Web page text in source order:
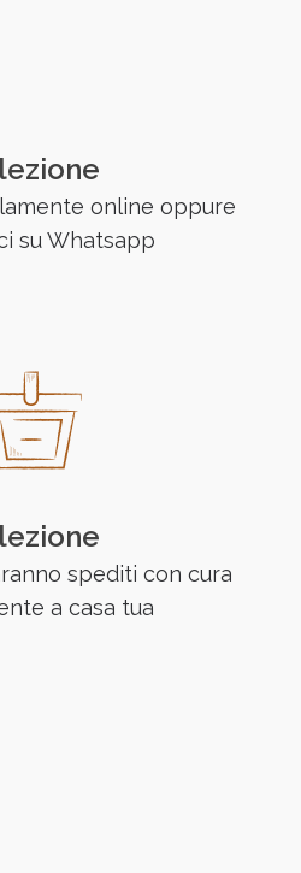
online oppure
su Whatsapp
spediti con cura
a casa tua